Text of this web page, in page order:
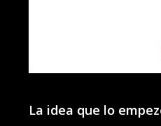
La idea que lo